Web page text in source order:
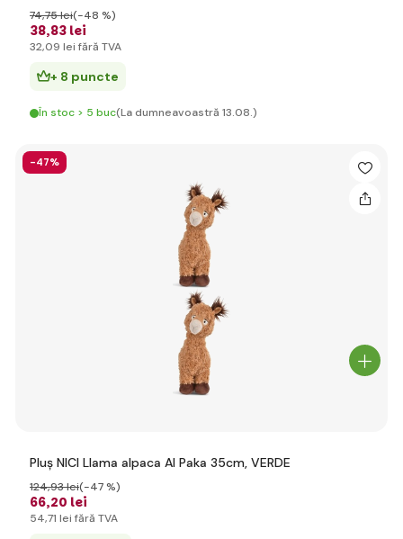
38,83 lei
74,75 lei(-48 %)
32,09 lei fără TVA
+ 8 puncte
În stoc > 5 buc(La dumneavoastră 13.08.)
-47%
Pluș NICI Llama alpaca Al Paka 35cm, VERDE
66,20 lei
124,93 lei(-47 %)
54,71 lei fără TVA